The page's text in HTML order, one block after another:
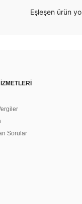
Eşleşen ürün
Sorular